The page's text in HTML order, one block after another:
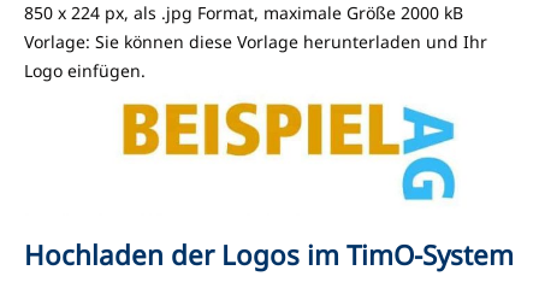
850 x 224 px, als .jpg Format, maximale Größe 2000 kB
Vorlage: Sie können diese Vorlage herunterladen und Ihr
Logo einfügen.
Hochladen der Logos im TimO-System